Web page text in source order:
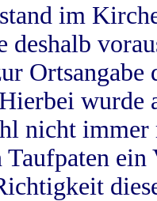
im
wurde
nicht